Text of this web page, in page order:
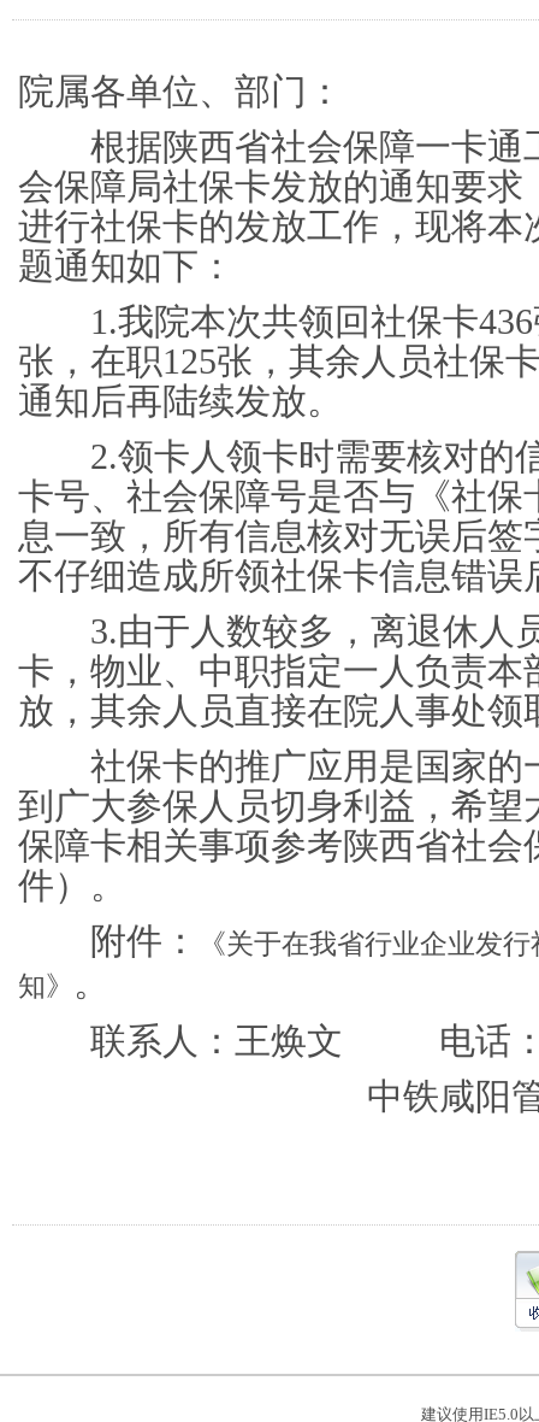
院属各单位、部门：
根据陕西省社会保障一​卡通
会保障局社保卡发放的通知要求
进行社保卡的发放工作，现将本
题通知如下：
1.我院本次共领回社保卡436
张，在职125张，其余人员社保
通知后再陆续发放。
2.领卡人领卡时需要核对的
卡号、社会保障号是否与《社保
息一致，所有信息核对无误后签
不仔细造成所领社保卡信息错
3.由于人数较多，离退休人
卡，物业、中职指定一人负责本
放，其余人员直接在院人事处
社保卡的推广应用是国家的
到广大参保人员切身利益，希望
保障卡相关事项参考陕西省社会
件）。
附件：
《关于在我省行业企业发
知》
。
联系人：王焕文 电话：
中铁咸阳
建议使用IE5.0